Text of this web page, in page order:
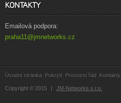
KONTAKTY
Emailová podpora:
praha11@jmnetworks.cz
Úvodní stránka Pokrytí Provozní řád Kontakty
Copyright © 2015 | JM-Networks s.r.o.